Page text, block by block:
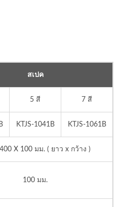
สเปค
5 สี 7 สี
KTJS-1041B KTJS-1061B
X 100 มม. ( ยาว x กว้าง )
100 มม.